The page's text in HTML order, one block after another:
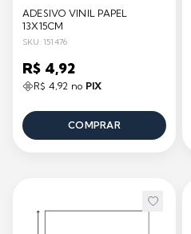
ADESIVO VINIL PAPEL
13X15CM
SKU: 151476
R$ 4,92
R$ 4,92 no PIX
COMPRAR